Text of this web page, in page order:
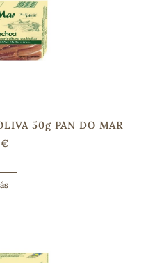
50g PAN DO MAR
€